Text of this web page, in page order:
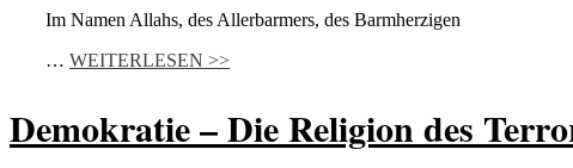
Im Namen Allahs, des Allerbarmers, des Barmherzigen
… WEITERLESEN >>
Demokratie – Die Religion des